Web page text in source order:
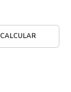
CALCULAR